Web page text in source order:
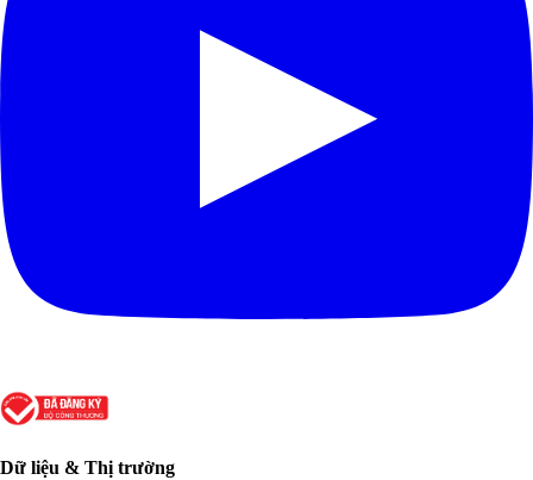
Dữ liệu & Thị trường